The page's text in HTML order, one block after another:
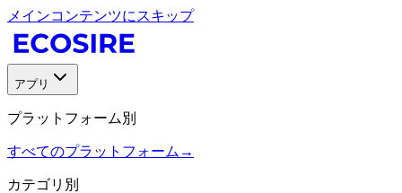
メインコンテンツにスキップ
アプリ
プラットフォーム別
すべてのプラットフォーム →
カテゴリ別